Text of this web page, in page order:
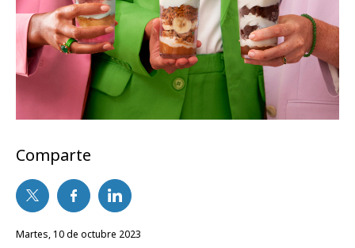
Comparte
martes, 10 de octubre 2023